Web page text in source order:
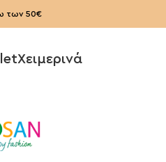
των 50€
Χειμερινά